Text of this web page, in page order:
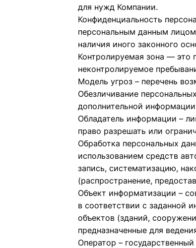
для нужд Компании.
Конфиденциальность
персональным данным лицом
наличия иного законного
Контролируемая зона — это
неконтролируемое
Модель угроз – перечень
Обезличивание
дополнительной
Обладатель информации –
право разрешать или
Обработка персональных
использованием средств
запись, систематизацию,
(распространение,
Объект информатизации –
в соответствии с заданной
объектов (зданий,
предназначенные для
Оператор –